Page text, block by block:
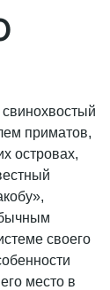
приматов,
островах,
своего
место в